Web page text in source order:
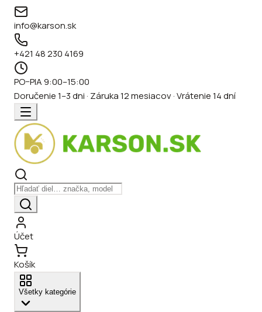
info@karson.sk
+421 48 230 4169
PO–PIA 9:00–15:00
Doručenie 1–3 dni · Záruka 12 mesiacov · Vrátenie 14 dní
Účet
Košík
Všetky kategórie